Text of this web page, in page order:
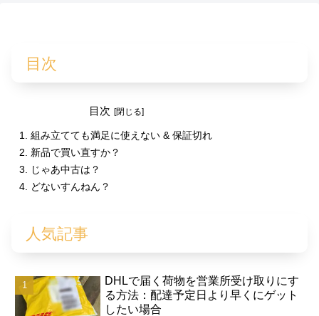
目次
目次
組み立てても満足に使えない & 保証切れ
新品で買い直すか？
じゃあ中古は？
どないすんねん？
人気記事
DHLで届く荷物を営業所受け取りにす
る方法：配達予定日より早くにゲット
したい場合